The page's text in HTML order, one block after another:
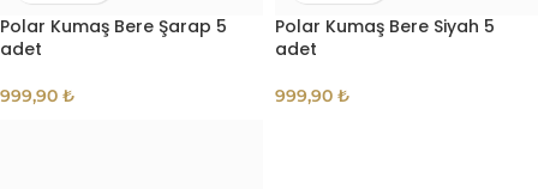
Polar Kumaş Bere Şarap 5
adet
999,90 ₺
Polar Kumaş Bere Siyah 5
adet
999,90 ₺